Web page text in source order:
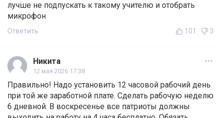
лучше не подпускать к такому учителю и отобрать
микрофон
Ответить 101 3
Никита
12 мая 2026 17:38
Правильно! Надо установить 12 часовой рабочий день
при той же заработной плате. Сделать рабочую неделю
6 дневной. В воскресенье все патриоты должны